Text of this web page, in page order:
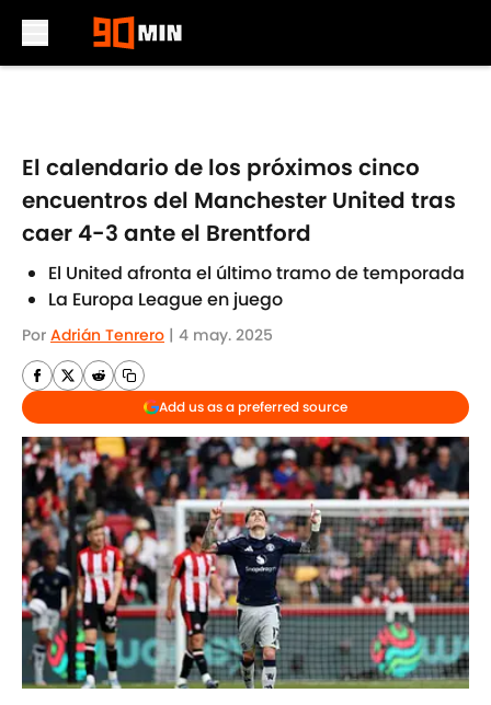
El calendario de los próximos cinco
encuentros del Manchester United tras
caer 4-3 ante el Brentford
El United afronta el último tramo de temporada
La Europa League en juego
Por Adrián Tenrero | 4 may. 2025
Add us as a preferred source